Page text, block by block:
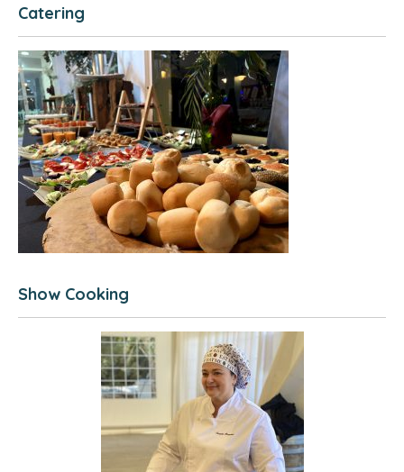
Catering
Show Cooking